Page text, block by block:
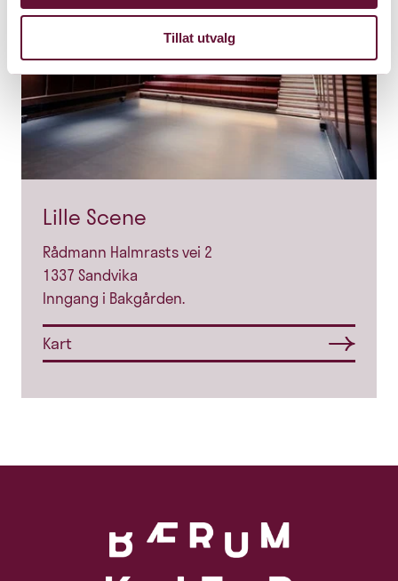
Tillat utvalg
Lille Scene
Rådmann Halmrasts vei 2
1337 Sandvika
Inngang i Bakgården.
Kart